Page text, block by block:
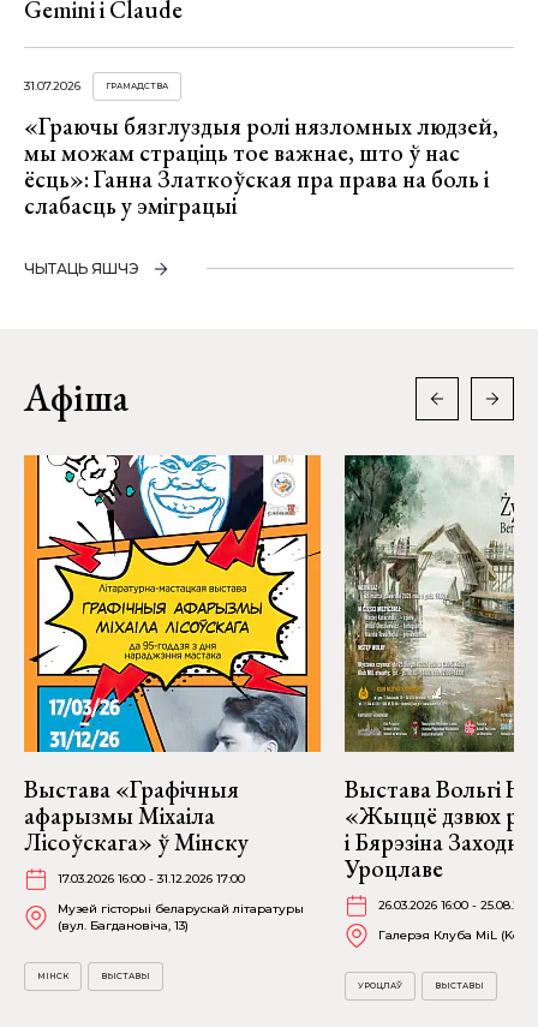
Gemini і Claude
31.07.2026 ГРАМАДСТВА
«Граючы бязглуздыя ролі нязломных людзей,
мы можам страціць тое важнае, што ў нас
ёсць»: Ганна Златкоўская пра права на боль і
слабасць у эміграцыі
ЧЫТАЦЬ ЯШЧЭ
Афіша
Выстава «Графічныя
афарызмы Міхаіла
Лісоўскага» ў Мінску
17.03.2026 16:00 - 31.12.2026 17:00
Музей гісторыі беларускай літаратуры
(вул. Багдановіча, 13)
МІНСК ВЫСТАВЫ
Выстава Вольгі
«Жыццё дзвюх
і Бярэзіна
Уроцлаве
26.03.2026 16:00 -
Галерэя Клуба MiL
УРОЦЛАЎ ВЫСТАВЫ